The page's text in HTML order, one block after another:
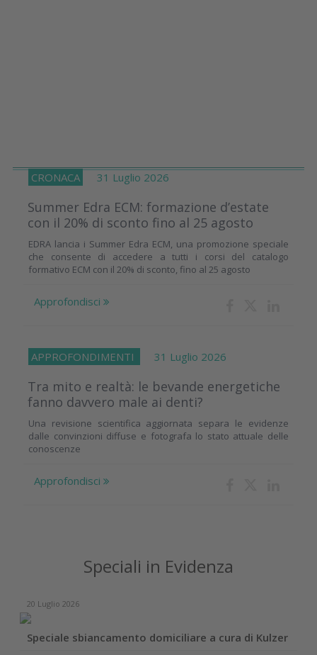
CRONACA 31 Luglio 2026
Summer Edra ECM: formazione d’estate
con il 20% di sconto fino al 25 agosto
EDRA lancia i Summer Edra ECM, una promozione speciale
che consente di accedere a tutti i corsi del catalogo
formativo ECM con il 20% di sconto, fino al 25 agosto
Approfondisci
APPROFONDIMENTI 31 Luglio 2026
Tra mito e realtà: le bevande energetiche
fanno davvero male ai denti?
Una revisione scientifica aggiornata separa le evidenze
dalle convinzioni diffuse e fotografa lo stato attuale delle
conoscenze
Approfondisci
Speciali in Evidenza
20 Luglio 2026
Speciale sbiancamento domiciliare a cura di Kulzer